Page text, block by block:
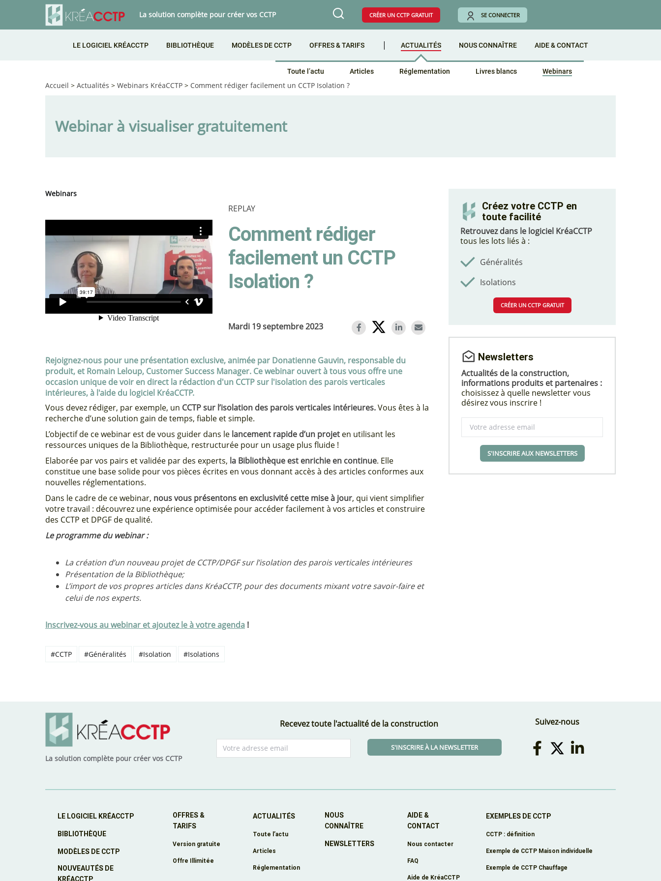
La solution complète pour créer vos CCTP CRÉER UN CCTP GRATUIT SE CONNECTER
LE LOGICIEL KRÉACCTP BIBLIOTHÈQUE MODÈLES DE CCTP OFFRES & TARIFS ACTUALITÉS
Toute l’actu Articles Réglementation Livres blancs Webinars
NOUS CONNAÎTRE AIDE & CONTACT
Accueil > Actualités > Webinars KréaCCTP > Comment rédiger facilement un CCTP Isolation ?
Webinar à visualiser gratuitement
Webinars
REPLAY
Comment rédiger
facilement un CCTP
Isolation ?
Mardi 19 septembre 2023
Rejoignez-nous pour une présentation exclusive, animée par Donatienne Gauvin, responsable du
produit, et Romain Leloup, Customer Success Manager. Ce webinar ouvert à tous vous offre une
occasion unique de voir en direct la rédaction d'un CCTP sur l'isolation des parois verticales
intérieures, à l'aide du logiciel KréaCCTP.
Vous devez rédiger, par exemple, un CCTP sur l’isolation des parois verticales intérieures.Vous êtes à la
recherche d’une solution gain de temps, fiable et simple.
L’objectif de ce webinar est de vous guider dans le lancement rapide d’un projet en utilisant les
ressources uniques de la Bibliothèque, restructurée pour un usage plus fluide !
Elaborée par vos pairs et validée par des experts, la Bibliothèque est enrichie en continue. Elle
constitue une base solide pour vos pièces écrites en vous donnant accès à des articles conformes aux
nouvelles réglementations.
Dans le cadre de ce webinar, nous vous présentons en exclusivité cette mise à jour, qui vient simplifier
votre travail : découvrez une expérience optimisée pour accéder facilement à vos articles et construire
des CCTP et DPGF de qualité.
Le programme du webinar :
La création d’un nouveau projet de CCTP/DPGF sur l’isolation des parois verticales intérieures
Présentation de la Bibliothèque;
L’import de vos propres articles dans KréaCCTP, pour des documents mixant votre savoir-faire et
celui de nos experts.
Inscrivez-vous au webinar et ajoutez le à votre agenda !
#CCTP #Généralités #Isolation #Isolations
Créez votre CCTP en
toute facilité
Retrouvez dans le logiciel KréaCCTP
tous les lots liés à :
Généralités
Isolations
CRÉER UN CCTP GRATUIT
Newsletters
Actualités de la construction,
informations produits et partenaires :
choisissez à quelle newsletter vous
désirez vous inscrire !
S'INSCRIRE AUX NEWSLETTERS
La solution complète pour créer vos CCTP
Recevez toute l'actualité de la construction
S'INSCRIRE À LA NEWSLETTER
Suivez-nous
LE LOGICIEL KRÉACCTP
BIBLIOTHÈQUE
MODÈLES DE CCTP
NOUVEAUTÉS DE
KRÉACCTP
OFFRES &
TARIFS
Version gratuite
Offre Illimitée
ACTUALITÉS
Toute l’actu
Articles
Réglementation
NOUS
CONNAÎTRE
NEWSLETTERS
AIDE &
CONTACT
Nous contacter
FAQ
Aide de KréaCCTP
EXEMPLES DE CCTP
CCTP : définition
Exemple de CCTP Maison individuelle
Exemple de CCTP Chauffage